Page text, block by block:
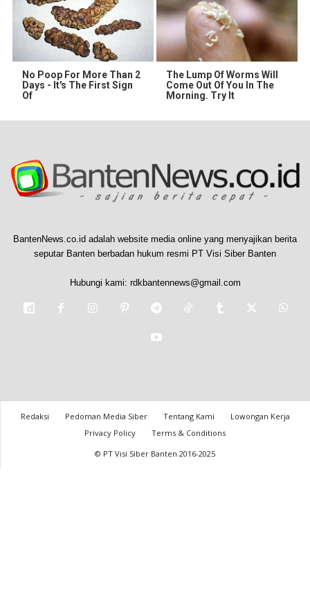
No Poop For More Than 2
Days - It's The First Sign
Of
The Lump Of Worms Will
Come Out Of You In The
Morning. Try It
BantenNews.co.id adalah website media online yang menyajikan berita
seputar Banten berbadan hukum resmi PT Visi Siber Banten
Hubungi kami: rdkbantennews@gmail.com
Redaksi Pedoman Media Siber Tentang Kami
Lowongan Kerja
Privacy Policy
Terms & Conditions
© PT Visi Siber Banten 2016-2025